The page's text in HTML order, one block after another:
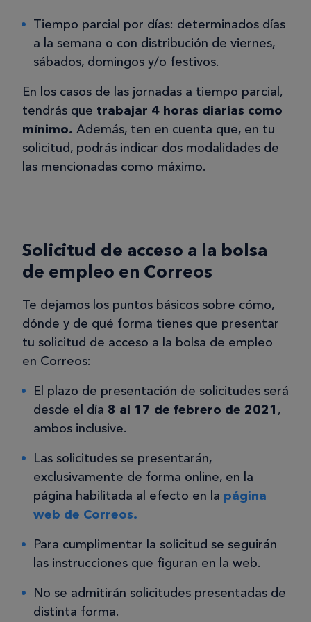
Tiempo parcial por días: determinados días
a la semana o con distribución de viernes,
sábados, domingos y/o festivos.
En los casos de las jornadas a tiempo parcial,
tendrás que trabajar 4 horas diarias como
mínimo. Además, ten en cuenta que, en tu
solicitud, podrás indicar dos modalidades de
las mencionadas como máximo.
Solicitud de acceso a la bolsa
de empleo en Correos
Te dejamos los puntos básicos sobre cómo,
dónde y de qué forma tienes que presentar
tu solicitud de acceso a la bolsa de empleo
en Correos:
El plazo de presentación de solicitudes será
desde el día 8 al 17 de febrero de 2021 ,
ambos inclusive.
Las solicitudes se presentarán,
exclusivamente de forma online, en la
página habilitada al efecto en la página
web de Correos.
Para cumplimentar la solicitud se seguirán
las instrucciones que figuran en la web.
No se admitirán solicitudes presentadas de
distinta forma.